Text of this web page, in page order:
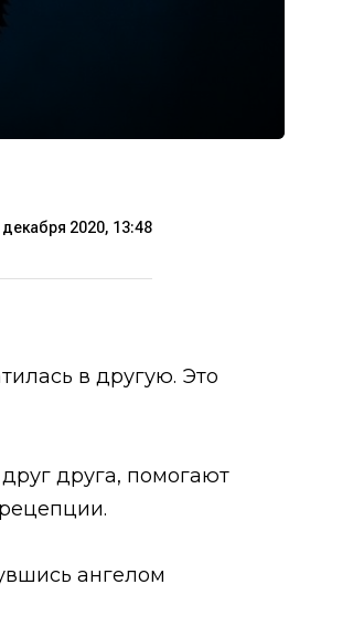
декабря 2020, 13:48
в другую. Это
друга, помогают
ангелом